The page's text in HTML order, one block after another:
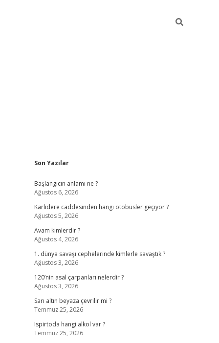
Sidebar
Son Yazılar
Başlangıcın anlamı ne ?
Ağustos 6, 2026
Karlıdere caddesinden hangi otobüsler geçiyor ?
Ağustos 5, 2026
Avam kimlerdir ?
Ağustos 4, 2026
1. dünya savaşı cephelerinde kimlerle savaştık ?
Ağustos 3, 2026
120’nin asal çarpanları nelerdir ?
Ağustos 3, 2026
Sarı altın beyaza çevrilir mi ?
Temmuz 25, 2026
Ispirtoda hangi alkol var ?
Temmuz 25, 2026
betexper giriş